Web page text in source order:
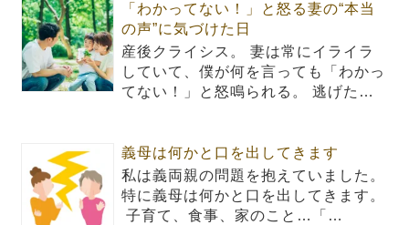
「わかってない！」と怒る妻の“本当
の声”に気づけた日
産後クライシス。 妻は常にイライラ
していて、僕が何を言っても「わかっ
てない！」と怒鳴られる。 逃げた…
義母は何かと口を出してきます
私は義両親の問題を抱えていました。
特に義母は何かと口を出してきます。
子育て、食事、家のこと…「…